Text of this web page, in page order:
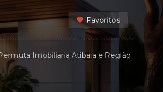
Favoritos
Imobiliaria Atibaia e Região